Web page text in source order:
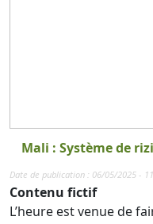
Mali : Système de
Date de publication : 06/05/2025 -
Contenu fictif
L’heure est venue de